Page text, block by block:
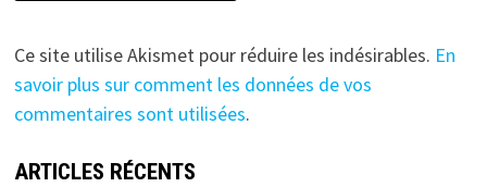
Ce site utilise Akismet pour réduire les indésirables. En
savoir plus sur comment les données de vos
commentaires sont utilisées.
ARTICLES RÉCENTS